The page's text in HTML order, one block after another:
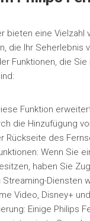
bieten eine Vielzahl
die Ihr Seherlebnis
Funktionen, die
Funktion
die Hinzufügung
Rückseite des
Wenn Sie
haben Sie
Streaming-Diensten
Video, Disney+
Einige Philips